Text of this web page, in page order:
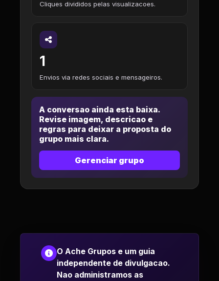
Cliques divididos pelas visualizacoes.
1
Envios via redes sociais e mensageiros.
A conversao ainda esta baixa.
Revise imagem, descricao e
regras para deixar a proposta do
grupo mais clara.
Gerenciar grupo
O Ache Grupos e um guia
independente de divulgacao.
Nao administramos as